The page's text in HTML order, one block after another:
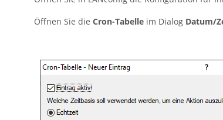
Öffnen Sie die Cron-Tabelle im Dialog Datum/